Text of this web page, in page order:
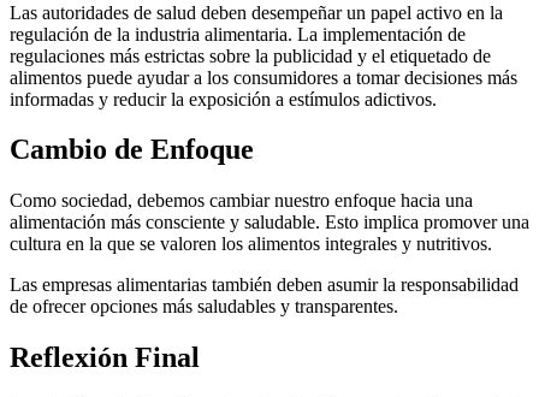
Las autoridades de salud deben desempeñar un papel activo en la
regulación de la industria alimentaria. La implementación de
regulaciones más estrictas sobre la publicidad y el etiquetado de
alimentos puede ayudar a los consumidores a tomar decisiones más
informadas y reducir la exposición a estímulos adictivos.
Cambio de Enfoque
Como sociedad, debemos cambiar nuestro enfoque hacia una
alimentación más consciente y saludable. Esto implica promover una
cultura en la que se valoren los alimentos integrales y nutritivos.
Las empresas alimentarias también deben asumir la responsabilidad
de ofrecer opciones más saludables y transparentes.
Reflexión Final